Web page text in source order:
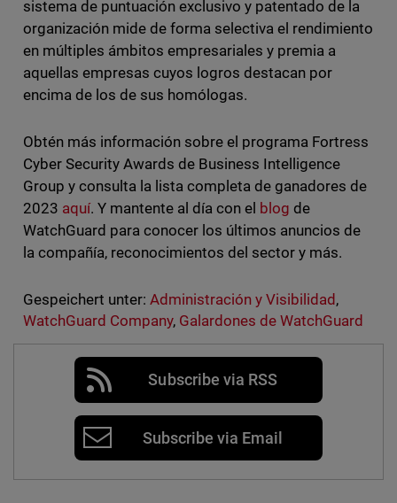
sistema de puntuación exclusivo y patentado de la
organización mide de forma selectiva el rendimiento
en múltiples ámbitos empresariales y premia a
aquellas empresas cuyos logros destacan por
encima de los de sus homólogas.
Obtén más información sobre el programa Fortress
Cyber Security Awards de Business Intelligence
Group y consulta la lista completa de ganadores de
2023 aquí. Y mantente al día con el blog de
WatchGuard para conocer los últimos anuncios de
la compañía, reconocimientos del sector y más.
Gespeichert unter: Administración y Visibilidad ,
WatchGuard Company, Galardones de WatchGuard
Subscribe via RSS
Subscribe via Email